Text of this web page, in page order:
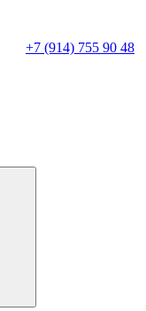
+7 (914) 755 90 48